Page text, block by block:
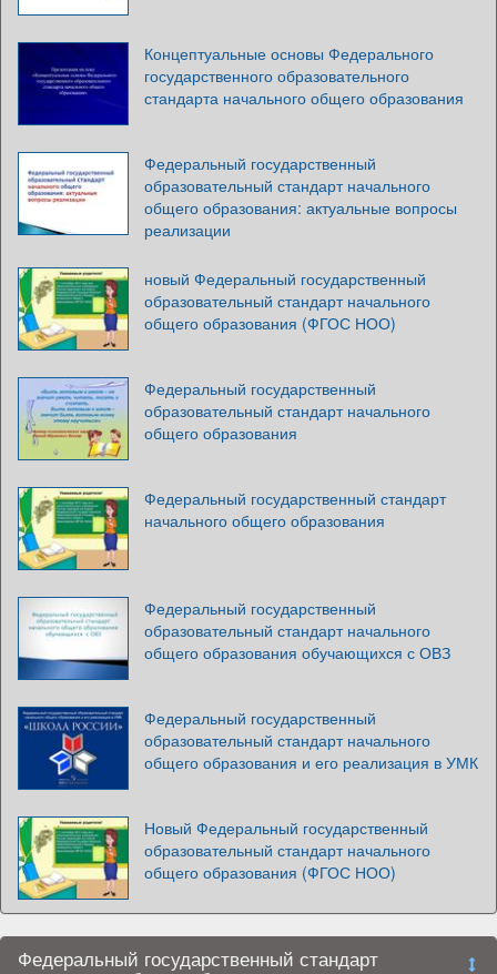
Концептуальные основы Федерального
государственного образовательного
стандарта начального общего образования
Федеральный государственный
образовательный стандарт начального
общего образования: актуальные вопросы
реализации
новый Федеральный государственный
образовательный стандарт начального
общего образования (ФГОС НОО)
Федеральный государственный
образовательный стандарт начального
общего образования
Федеральный государственный стандарт
начального общего образования
Федеральный государственный
образовательный стандарт начального
общего образования обучающихся с ОВЗ
Федеральный государственный
образовательный стандарт начального
общего образования и его реализация в УМК
Новый Федеральный государственный
образовательный стандарт начального
общего образования (ФГОС НОО)
Федеральный государственный стандарт